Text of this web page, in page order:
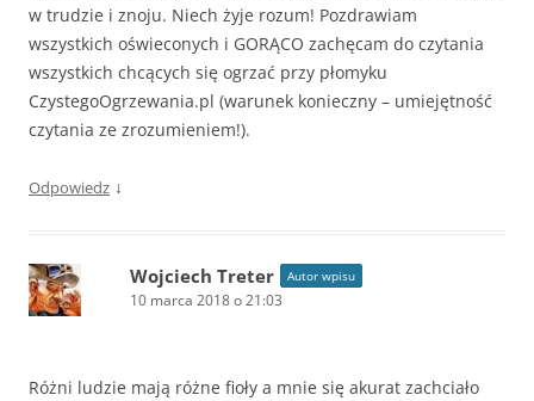
w trudzie i znoju. Niech żyje rozum! Pozdrawiam
wszystkich oświeconych i GORĄCO zachęcam do czytania
wszystkich chcących się ogrzać przy płomyku
CzystegoOgrzewania.pl (warunek konieczny – umiejętność
czytania ze zrozumieniem!).
Odpowiedz ↓
Wojciech Treter Autor wpisu
10 marca 2018 o 21:03
Różni ludzie mają różne fioły a mnie się akurat zachciało